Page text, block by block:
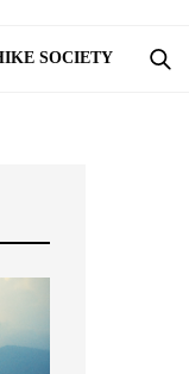
SOCIETY